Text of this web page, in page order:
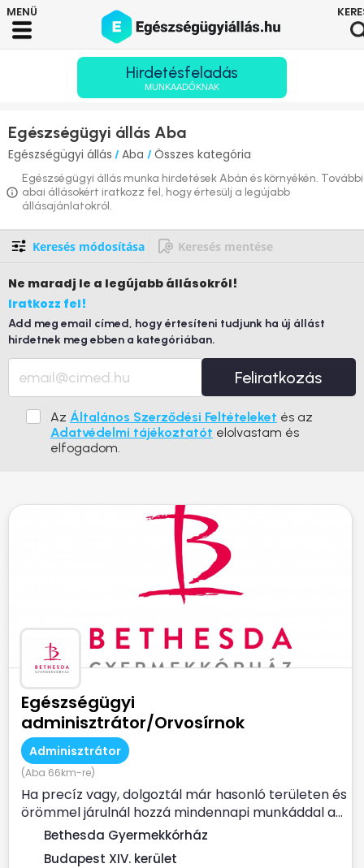
Hirdetésfeladás
MUNKAADÓKNAK
Egészségügyi állás Aba
Egészségügyi állás / Aba / Összes kategória
Egészségügyi állás munka hirdetések Abán és környékén. További
abai állásokért iratkozz fel, hogy értesülj a legújabb
állásajánlatokról.
Keresés módosítása Keresés mentése
Ne maradj le a legújabb állásokról!
Iratkozz fel!
Add meg email címed, hogy értesíteni tudjunk ha új állást
hirdetnek meg ebben a kategóriában.
Feliratkozás
Az Általános Szerződési Feltételeket és az
Adatvédelmi tájékoztatót elolvastam és
elfogadom.
Egészségügyi
adminisztrátor/Orvosírnok
Adminisztrátor
(Aba 66km-re)
Ha precíz vagy, dolgoztál már hasonló területen és
örömmel járulnál hozzá mindennapi munkáddal a...
Bethesda Gyermekkórház
Budapest XIV. kerület